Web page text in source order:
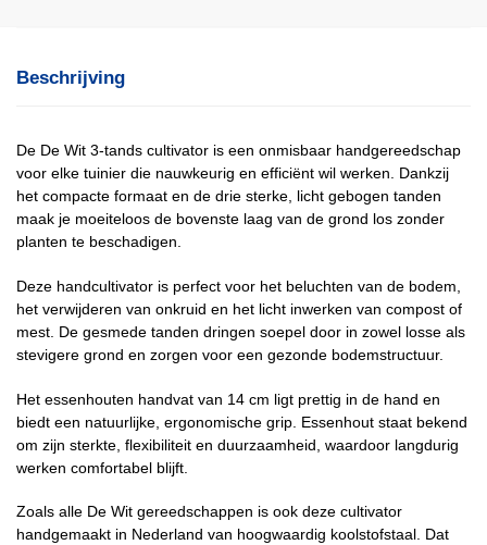
Beschrijving
De De Wit 3-tands cultivator is een onmisbaar handgereedschap
voor elke tuinier die nauwkeurig en efficiënt wil werken. Dankzij
het compacte formaat en de drie sterke, licht gebogen tanden
maak je moeiteloos de bovenste laag van de grond los zonder
planten te beschadigen.
Deze handcultivator is perfect voor het beluchten van de bodem,
het verwijderen van onkruid en het licht inwerken van compost of
mest. De gesmede tanden dringen soepel door in zowel losse als
stevigere grond en zorgen voor een gezonde bodemstructuur.
Het essenhouten handvat van 14 cm ligt prettig in de hand en
biedt een natuurlijke, ergonomische grip. Essenhout staat bekend
om zijn sterkte, flexibiliteit en duurzaamheid, waardoor langdurig
werken comfortabel blijft.
Zoals alle De Wit gereedschappen is ook deze cultivator
handgemaakt in Nederland van hoogwaardig koolstofstaal. Dat